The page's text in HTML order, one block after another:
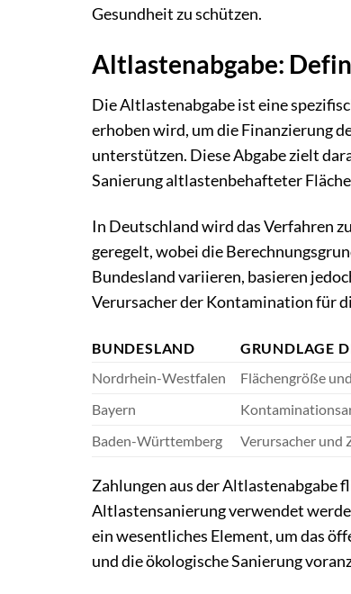
Gesundheit zu schützen.
Altlastenabgabe:
Die Altlastenabgabe ist eine
erhoben wird, um die Finanzierung
unterstützen. Diese Abgabe zielt
Sanierung altlastenbehafteter
In Deutschland wird das Verfahren
geregelt, wobei die
Bundesland variieren, basieren
Verursacher der Kontamination für
BUNDESLAND GRUNDLAGE
Nordrhein-Westfalen
Flächengröße
Bayern
Baden-Württemberg
Verursacher und
Zahlungen aus der Altlastenabgabe
Altlastensanierung verwendet
ein wesentliches Element, um das
und die ökologische Sanierung